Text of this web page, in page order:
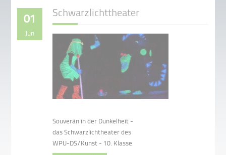
01
Jun
Schwarzlichttheater
Souverän in der Dunkelheit -
das Schwarzlichtheater des
WPU-DS/Kunst - 10. Klasse